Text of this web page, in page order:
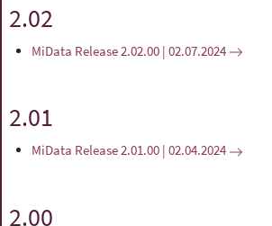
2.02
MiData Release 2.02.00 | 02.07.2024
2.01
MiData Release 2.01.00 | 02.04.2024
2.00